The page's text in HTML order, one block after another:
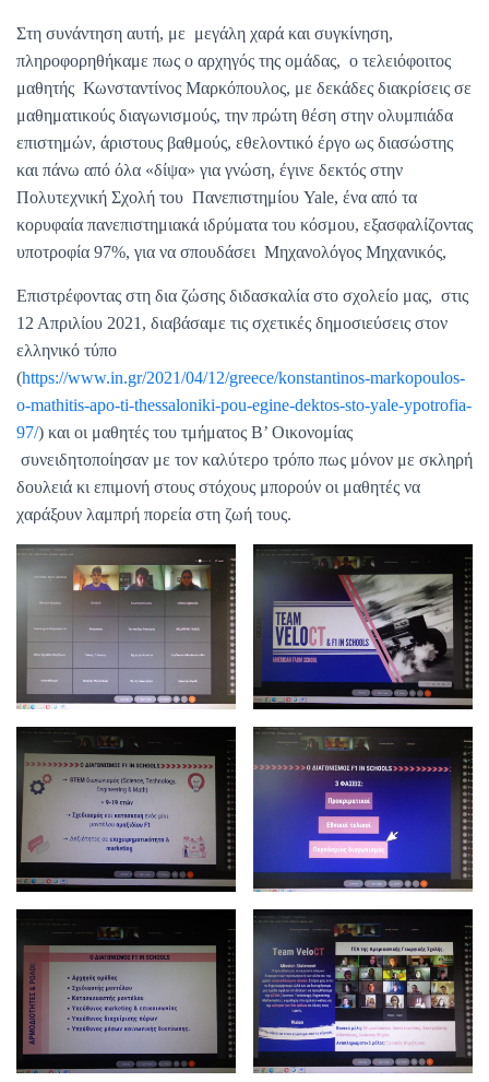
Στη συνάντηση αυτή, με μεγάλη χαρά και συγκίνηση,
πληροφορηθήκαμε πως ο αρχηγός της ομάδας, ο τελειόφοιτος
μαθητής Κωνσταντίνος Μαρκόπουλος, με δεκάδες διακρίσεις σε
μαθηματικούς διαγωνισμούς, την πρώτη θέση στην ολυμπιάδα
επιστημών, άριστους βαθμούς, εθελοντικό έργο ως διασώστης
και πάνω από όλα «δίψα» για γνώση, έγινε δεκτός στην
Πολυτεχνική Σχολή του Πανεπιστημίου Yale, ένα από τα
κορυφαία πανεπιστημιακά ιδρύματα του κόσμου, εξασφαλίζοντας
υποτροφία 97%, για να σπουδάσει Μηχανολόγος Μηχανικός,
Επιστρέφοντας στη δια ζώσης διδασκαλία στο σχολείο μας, στις
12 Απριλίου 2021, διαβάσαμε τις σχετικές δημοσιεύσεις στον
ελληνικό τύπο
(https://www.in.gr/2021/04/12/greece/konstantinos-markopoulos-
o-mathitis-apo-ti-thessaloniki-pou-egine-dektos-sto-yale-ypotrofia-
97/) και οι μαθητές του τμήματος Β’ Οικονομίας
συνειδητοποίησαν με τον καλύτερο τρόπο πως μόνον με σκληρή
δουλειά κι επιμονή στους στόχους μπορούν οι μαθητές να
χαράξουν λαμπρή πορεία στη ζωή τους.